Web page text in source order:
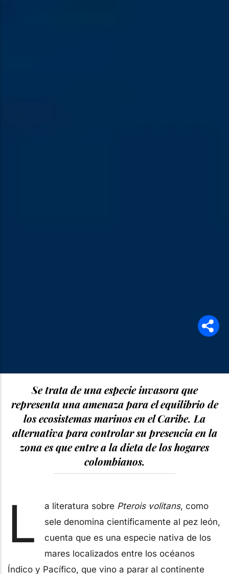
Se trata de una especie invasora que
representa una amenaza para el equilibrio de
los ecosistemas marinos en el Caribe. La
alternativa para controlar su presencia en la
zona es que entre a la dieta de los hogares
colombianos.
L a literatura sobre Pterois volitans, como
sele denomina científicamente al pez león,
cuenta que es una especie nativa de los
mares localizados entre los océanos
Índico y Pacífico, que vino a parar al continente